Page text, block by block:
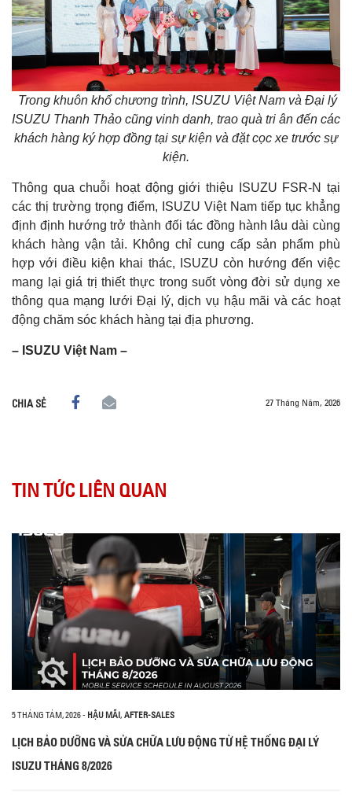
Trong khuôn khổ chương trình, ISUZU Việt Nam và Đại lý
ISUZU Thanh Thảo cũng vinh danh, trao quà tri ân đến các
khách hàng ký hợp đồng tại sự kiện và đặt cọc xe trước sự
kiện.
Thông qua chuỗi hoạt động giới thiệu ISUZU FSR-N tại
các thị trường trọng điểm, ISUZU Việt Nam tiếp tục khẳng
định định hướng trở thành đối tác đồng hành lâu dài cùng
khách hàng vận tải. Không chỉ cung cấp sản phẩm phù
hợp với điều kiện khai thác, ISUZU còn hướng đến việc
mang lại giá trị thiết thực trong suốt vòng đời sử dụng xe
thông qua mạng lưới Đại lý, dịch vụ hậu mãi và các hoạt
động chăm sóc khách hàng tại địa phương.
– ISUZU Việt Nam –
CHIA SẺ 27 Tháng Năm, 2026
TIN TỨC LIÊN QUAN
5 THÁNG TÁM, 2026- HẬU MÃI, AFTER-SALES
LỊCH BẢO DƯỠNG VÀ SỬA CHỮA LƯU ĐỘNG TỪ HỆ THỐNG ĐẠI LÝ
ISUZU THÁNG 8/2026